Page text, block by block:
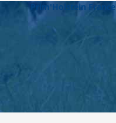
Prim'Holstein France